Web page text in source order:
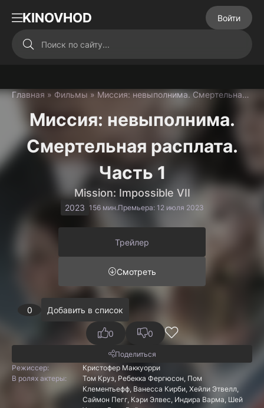
KINOVHOD Войти
Главная » Фильмы » Миссия: невыполнима. Смертельная расплата. Часть 1 (2023)
Миссия: невыполнима.
Смертельная расплата.
Часть 1
Mission: Impossible VII
2023 156 мин.Премьера: 12 июля 2023
Трейлер
Смотреть
0 Добавить в список
0 0
Поделиться
Режиссер:
Кристофер Маккуорри
В ролях актеры:
Том Круз, Ребекка Фергюсон, Пом
Клементьефф, Ванесса Кирби, Хейли Этвелл,
Саймон Пегг, Кэри Элвес, Индира Варма, Шей